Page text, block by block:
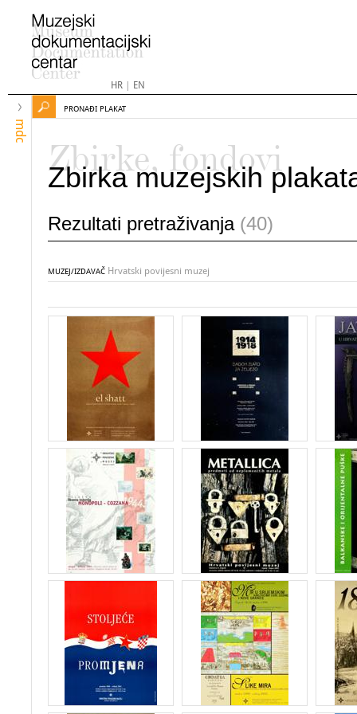
HR| EN
mdc
PRONAĐI PLAKAT
Zbirke, fondovi
Zbirka muzejskih
Rezultati pretraživanja (40)
MUZEJ/IZDAVAČ Hrvatski povijesni muzej